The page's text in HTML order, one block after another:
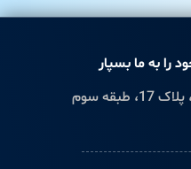
را به ما بسپار
سوم